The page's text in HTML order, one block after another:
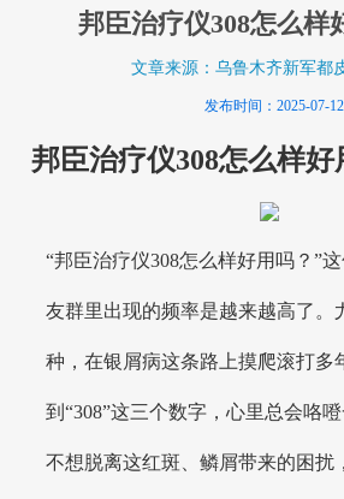
邦臣治疗仪308怎么样
文章来源：乌鲁木齐新军都
发布时间：2025-07-12
邦臣治疗仪308怎么样好
“邦臣治疗仪308怎么样好用吗？”
友群里出现的频率是越来越高了。
种，在银屑病这条路上摸爬滚打多
到“308”这三个数字，心里总会咯
不想脱离这红斑、鳞屑带来的困扰